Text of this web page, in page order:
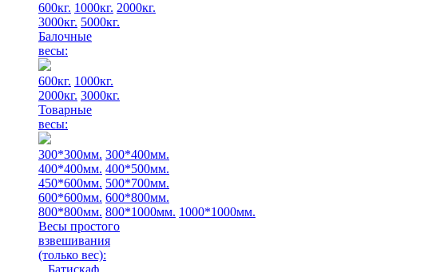
600кг. 1000кг. 2000кг.
3000кг. 5000кг.
Балочные
весы:
600кг. 1000кг.
2000кг. 3000кг.
Товарные
весы:
300*300мм. 300*400мм.
400*400мм. 400*500мм.
450*600мм. 500*700мм.
600*600мм. 600*800мм.
800*800мм. 800*1000мм. 1000*1000мм.
Весы простого
взвешивания
(только вес):
Батискаф